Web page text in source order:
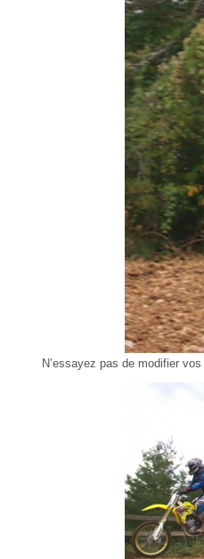
N’essayez pas de modifier